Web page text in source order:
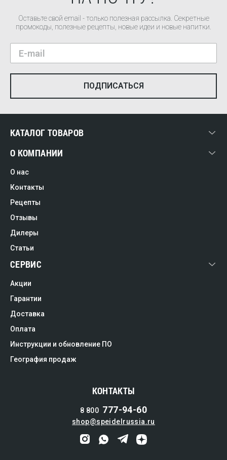
Оставьте свой email - только полезная рассылка. Секретные
промокоды, полезные рецепты, новые идеи и новые напитки.
КАТАЛОГ ТОВАРОВ
О КОМПАНИИ
О нас
Контакты
Рецепты
Отзывы
Дилеры
Статьи
СЕРВИС
Акции
Гарантии
Доставка
Оплата
Инструкции и обновление ПО
География продаж
КОНТАКТЫ
8 800 777-94-60
shop@speidelrussia.ru